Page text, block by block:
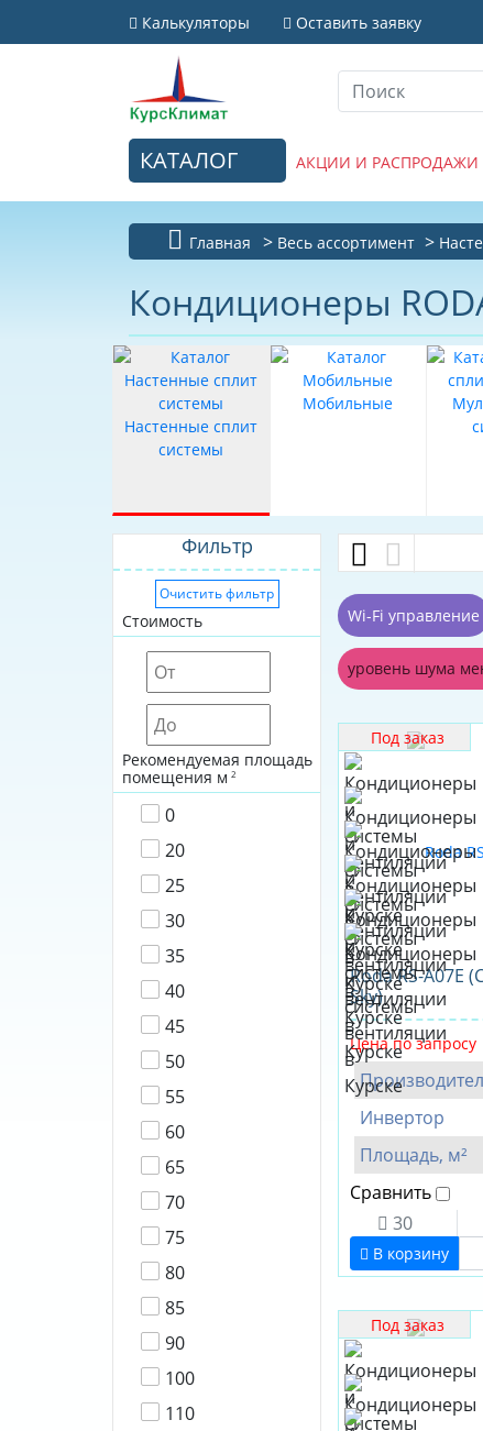
Калькуляторы Оставить заявку
КАТАЛОГ АКЦИИ И РАСПРОДАЖИ
Главная Весь ассортимент
Кондиционеры
Настенные сплит
системы
Мобильные
Фильтр
Очистить фильтр
Стоимость
Рекомендуемая площадь
помещения м 2
0
20
25
30
35
40
45
50
55
60
65
70
75
80
85
90
100
110
Wi-Fi управление
уровень шума
Под заказ
Roda RS-A07E
Sky)
Цена по запросу
Инвертор
Площадь, м²
Сравнить
30
В корзину
Под заказ